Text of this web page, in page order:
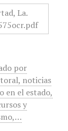
por
noticias
en el estado,
y